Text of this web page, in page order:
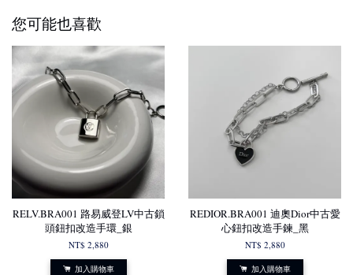
您可能也喜歡
RELV.BRA001 路易威登LV中古鎖
頭鈕扣改造手環_銀
NT$ 2,880
加入購物車
REDIOR.BRA001 迪奧Dior中古愛
心鈕扣改造手鍊_黑
NT$ 2,880
加入購物車